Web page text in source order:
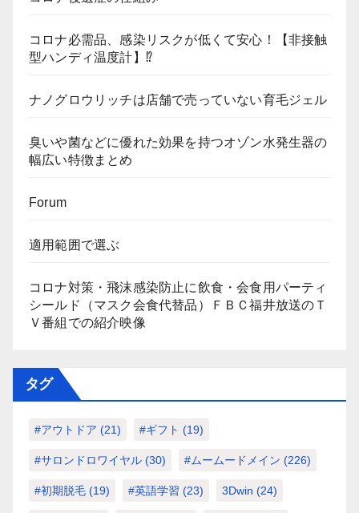
コロナ必需品、感染リスクが低くて安心！【非接触
型ハンディ温度計】⁉
ナノグロウリッチは店舗で売っていない育毛ジェル
臭いや菌などに優れた効果を持つオゾン水発生器の
幅広い特徴まとめ
Forum
適用範囲で選ぶ
コロナ対策・飛沫感染防止に飲食・会食用パーティ
シールド（マスク会食代替品）ＦＢＣ福井放送のＴ
Ｖ番組での紹介映像
タグ
#アウトドア (21) #ギフト (19)
#サロンドロワイヤル (30) #ムームードメイン (226)
#初期脱毛 (19) #英語学習 (23) 3Dwin (24)